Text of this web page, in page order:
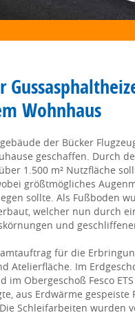
Wohnhaus
der Bücker
geschaffen. Durch
1.500 m² Nutzfläche
größtmögliches
sollte. Als Fußboden
welcher nun durch
und
für die
Atelierfläche. Im
im Obergeschoß Fesco
aus Erdwärme
Schleifarbeiten wurden